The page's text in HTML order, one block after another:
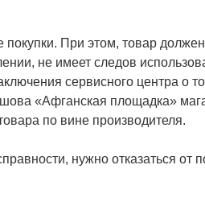
При этом, товар
не имеет следов
сервисного центра о
«Афганская площадка»
по вине производителя.
нужно отказаться от